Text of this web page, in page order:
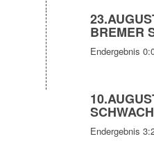
BREMER
Endergebnis
Endergebnis